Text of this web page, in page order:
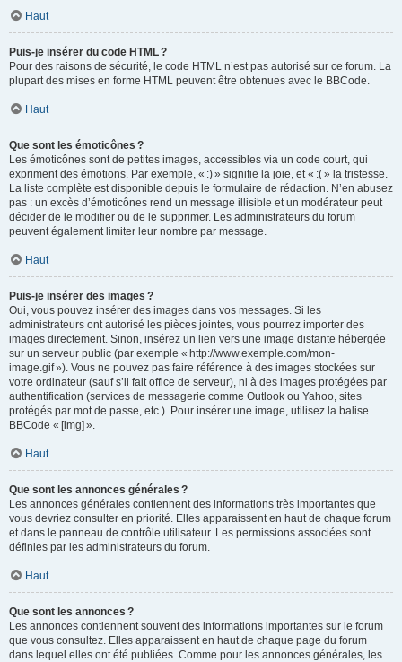
Haut
Puis-je insérer du code HTML ?
Pour des raisons de sécurité, le code HTML n’est pas autorisé sur ce forum. La
plupart des mises en forme HTML peuvent être obtenues avec le BBCode.
Haut
Que sont les émoticônes ?
Les émoticônes sont de petites images, accessibles via un code court, qui
expriment des émotions. Par exemple, « :) » signifie la joie, et « :( » la tristesse.
La liste complète est disponible depuis le formulaire de rédaction. N’en abusez
pas : un excès d’émoticônes rend un message illisible et un modérateur peut
décider de le modifier ou de le supprimer. Les administrateurs du forum
peuvent également limiter leur nombre par message.
Haut
Puis-je insérer des images ?
Oui, vous pouvez insérer des images dans vos messages. Si les
administrateurs ont autorisé les pièces jointes, vous pourrez importer des
images directement. Sinon, insérez un lien vers une image distante hébergée
sur un serveur public (par exemple « http://www.exemple.com/mon-
image.gif »). Vous ne pouvez pas faire référence à des images stockées sur
votre ordinateur (sauf s’il fait office de serveur), ni à des images protégées par
authentification (services de messagerie comme Outlook ou Yahoo, sites
protégés par mot de passe, etc.). Pour insérer une image, utilisez la balise
BBCode « [img] ».
Haut
Que sont les annonces générales ?
Les annonces générales contiennent des informations très importantes que
vous devriez consulter en priorité. Elles apparaissent en haut de chaque forum
et dans le panneau de contrôle utilisateur. Les permissions associées sont
définies par les administrateurs du forum.
Haut
Que sont les annonces ?
Les annonces contiennent souvent des informations importantes sur le forum
que vous consultez. Elles apparaissent en haut de chaque page du forum
dans lequel elles ont été publiées. Comme pour les annonces générales, les